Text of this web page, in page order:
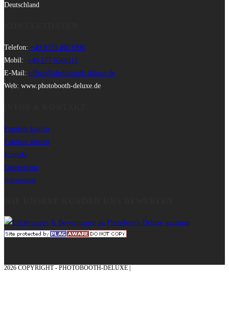
Deutschland
Telefon: +49 9331 8021990
Mobil: +49 177 6506111
E-Mail: office@photobooth-deluxe.de
Web: www.photobooth-deluxe.de
Fotobox kaufen
Fotobox mieten
Kontakt
Datenschutz
Impressum
2026 COPYRIGHT - PHOTOBOOTH-DELUXE |